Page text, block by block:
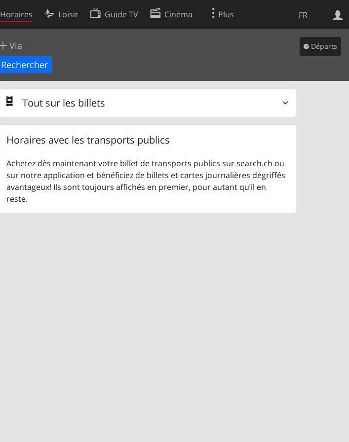
FR
Horaires Loisir Guide TV Cinéma Plus
Via Départs
Tout sur les billets
Horaires avec les transports publics
Achetez dès maintenant votre billet de transports publics sur search.ch ou
sur notre application et bénéficiez de billets et cartes journalières dégriffés
avantageux! Ils sont toujours affichés en premier, pour autant qu’il en
reste.
Préférences de cookies